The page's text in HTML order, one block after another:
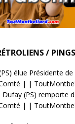
/ PINGS
élue Présidente de
| |
(PS) remporte
| |